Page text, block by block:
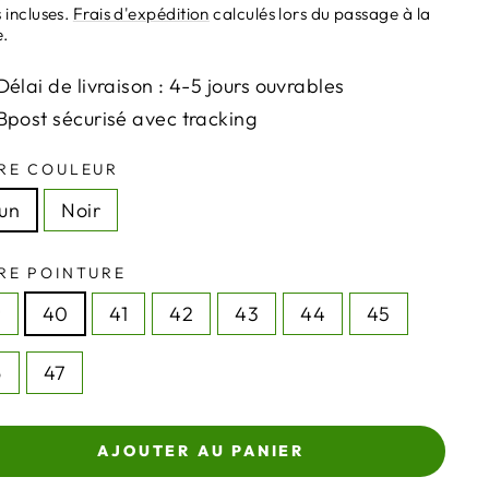
incluses. Frais d'expédition calculés lors du passage à la
de livraison : 4-5 jours ouvrables
sécurisé avec tracking
COULEUR
Noir
POINTURE
40 41 42 43 44 45
47
AJOUTER AU PANIER